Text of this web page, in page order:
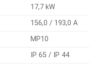
17,7 kW
156,0 / 193,0 A
MP10
IP 65 / IP 44